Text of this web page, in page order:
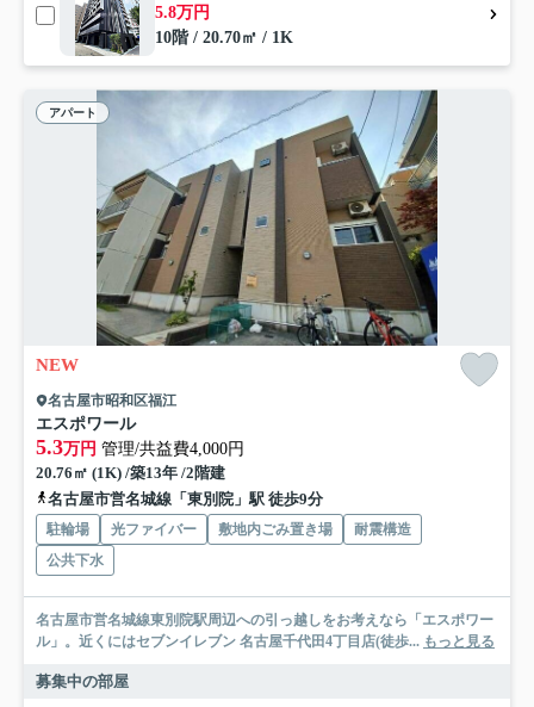
5.8万円
10階 / 20.70㎡ / 1K
アパート
NEW
名古屋市昭和区福江
エスポワール
5.3万円 管理/共益費4,000円
20.76㎡ (1K) /築13年 /2階建
名古屋市営名城線「東別院」駅 徒歩9分
駐輪場 光ファイバー 敷地内ごみ置き場
耐震構造
公共下水
名古屋市営名城線東別院駅周辺への引っ越しをお考えなら「エスポワー
ル」。近くにはセブンイレブン 名古屋千代田4丁目店(徒歩... もっと見る
募集中の部屋